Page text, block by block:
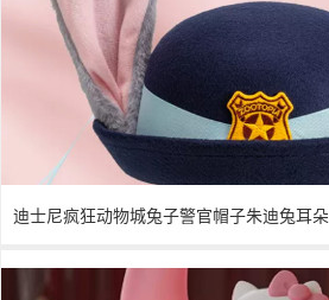
迪士尼疯狂动物城兔子警官帽子朱迪兔耳朵